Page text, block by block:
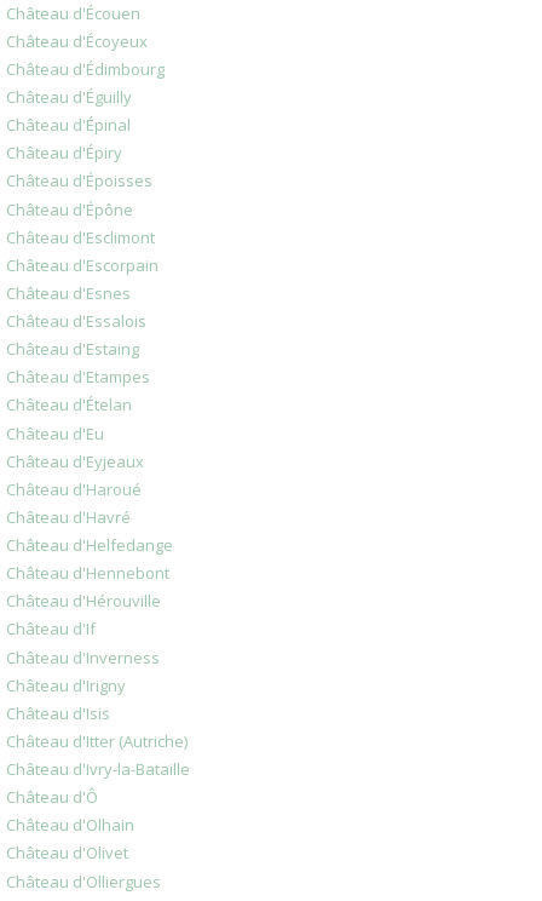
Château d'Écouen
Château d'Écoyeux
Château d'Édimbourg
Château d'Éguilly
Château d'Épinal
Château d'Épiry
Château d'Époisses
Château d'Épône
Château d'Esclimont
Château d'Escorpain
Château d'Esnes
Château d'Essalois
Château d'Estaing
Château d'Etampes
Château d'Ételan
Château d'Eu
Château d'Eyjeaux
Château d'Haroué
Château d'Havré
Château d'Helfedange
Château d'Hennebont
Château d'Hérouville
Château d'If
Château d'Inverness
Château d'Irigny
Château d'Isis
Château d'Itter (Autriche)
Château d'Ivry-la-Bataille
Château d'Ô
Château d'Olhain
Château d'Olivet
Château d'Olliergues